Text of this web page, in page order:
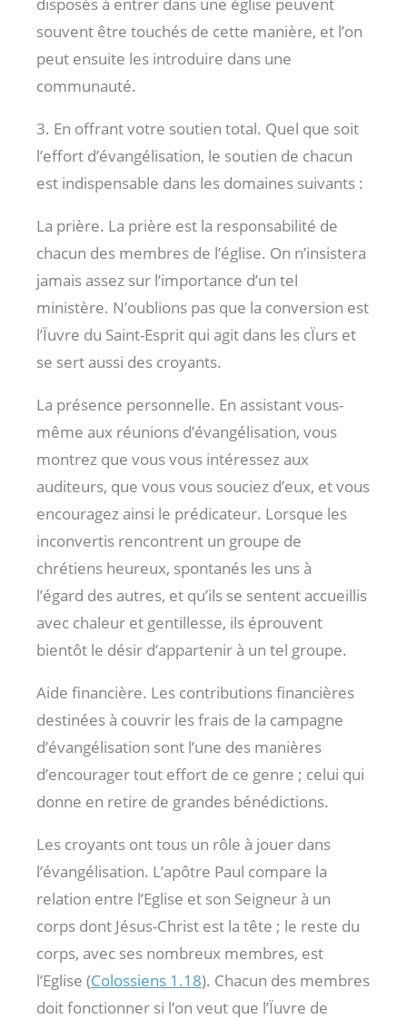
souvent être touchés de cette manière, et l’on
peut ensuite les introduire dans une
communauté.
3. En offrant votre soutien total. Quel que soit
l’effort d’évangélisation, le soutien de chacun
est indispensable dans les domaines suivants :
La prière. La prière est la responsabilité de
chacun des membres de l’église. On n’insistera
jamais assez sur l’importance d’un tel
ministère. N’oublions pas que la conversion est
l’Ïuvre du Saint-Esprit qui agit dans les cÏurs et
se sert aussi des croyants.
La présence personnelle. En assistant vous-
même aux réunions d’évangélisation, vous
montrez que vous vous intéressez aux
auditeurs, que vous vous souciez d’eux, et vous
encouragez ainsi le prédicateur. Lorsque les
inconvertis rencontrent un groupe de
chrétiens heureux, spontanés les uns à
l’égard des autres, et qu’ils se sentent accueillis
avec chaleur et gentillesse, ils éprouvent
bientôt le désir d’appartenir à un tel groupe.
Aide financière. Les contributions financières
destinées à couvrir les frais de la campagne
d’évangélisation sont l’une des manières
d’encourager tout effort de ce genre ; celui qui
donne en retire de grandes bénédictions.
Les croyants ont tous un rôle à jouer dans
l’évangélisation. L’apôtre Paul compare la
relation entre l’Eglise et son Seigneur à un
corps dont Jésus-Christ est la tête ; le reste du
corps, avec ses nombreux membres, est
l’Eglise (Colossiens 1.18). Chacun des membres
doit fonctionner si l’on veut que l’Ïuvre de